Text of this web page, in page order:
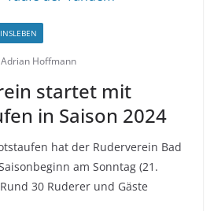
Adrian Hoffmann
startet mit
in Saison 2024
hat der Ruderverein Bad
am Sonntag (21.
30 Ruderer und Gäste